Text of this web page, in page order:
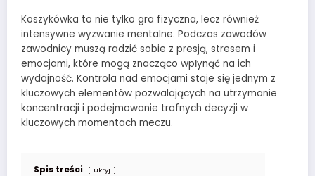
Koszykówka to nie tylko gra fizyczna, lecz również
intensywne wyzwanie mentalne. Podczas zawodów
zawodnicy muszą radzić sobie z presją, stresem i
emocjami, które mogą znacząco wpłynąć na ich
wydajność. Kontrola nad emocjami staje się jednym z
kluczowych elementów pozwalających na utrzymanie
koncentracji i podejmowanie trafnych decyzji w
kluczowych momentach meczu.
Spis treści ukryj